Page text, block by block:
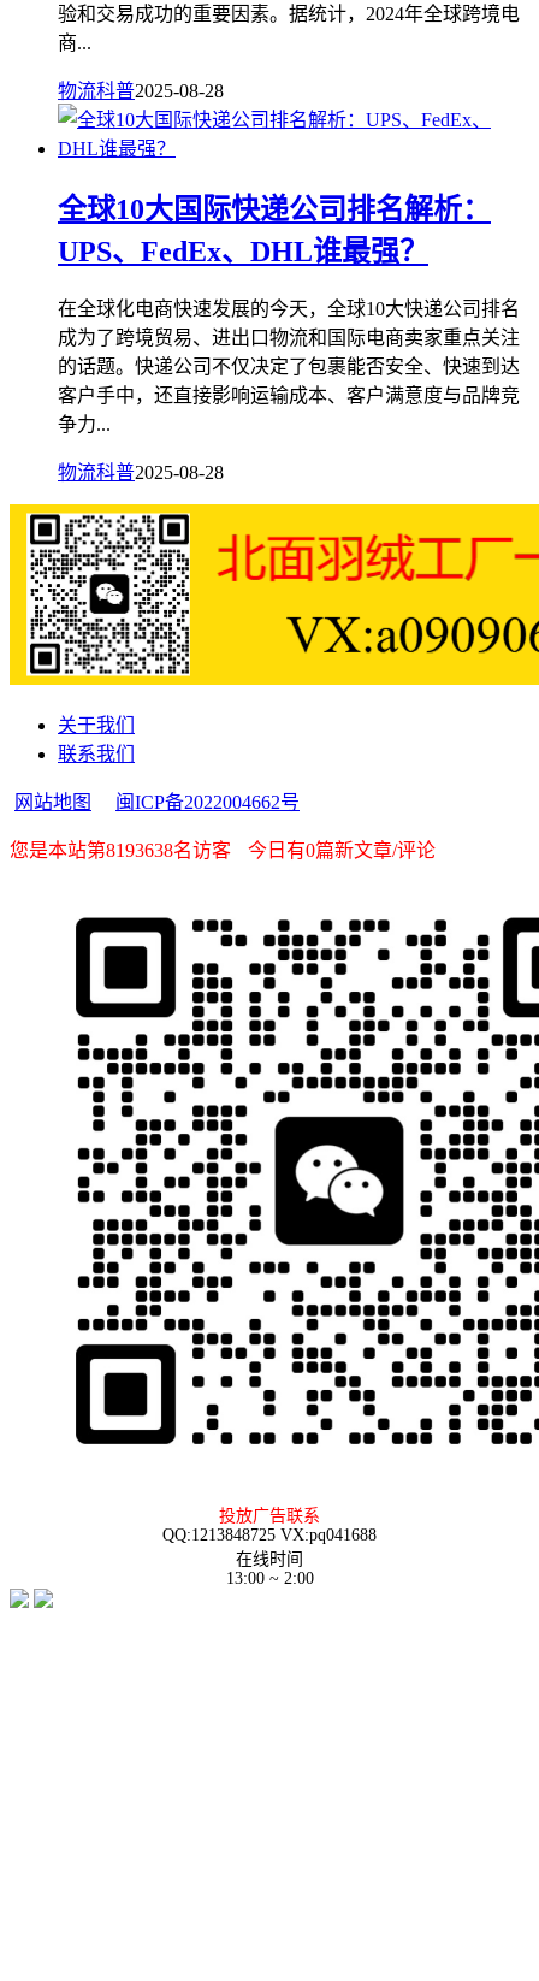
验和交易成功的重要因素。据统计，2024年全球跨境电
商...
物流科普2025-08-28
全球10大国际快递公司排名解析：
UPS、FedEx、DHL谁最强？
在全球化电商快速发展的今天，全球10大快递公司排名
成为了跨境贸易、进出口物流和国际电商卖家重点关注
的话题。快递公司不仅决定了包裹能否安全、快速到达
客户手中，还直接影响运输成本、客户满意度与品牌竞
争力...
物流科普2025-08-28
关于我们
联系我们
网站地图 闽ICP备2022004662号
您是本站第8193638名访客 今日有0篇新文章/评论
投放广告联系
QQ:1213848725 VX:pq041688
在线时间
13:00 ~ 2:00